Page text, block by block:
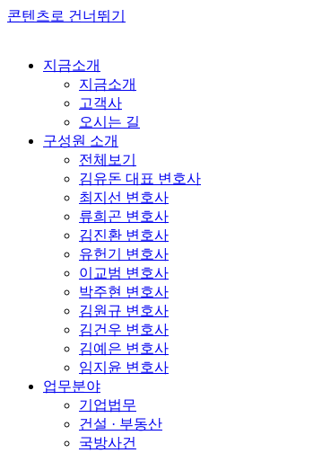
콘텐츠로 건너뛰기
지금소개
지금소개
고객사
오시는 길
구성원 소개
전체보기
김유돈 대표 변호사
최지선 변호사
류희곤 변호사
김진환 변호사
유헌기 변호사
이교범 변호사
박주현 변호사
김원규 변호사
김건우 변호사
김예은 변호사
임지윤 변호사
업무분야
기업법무
건설 · 부동산
국방사건